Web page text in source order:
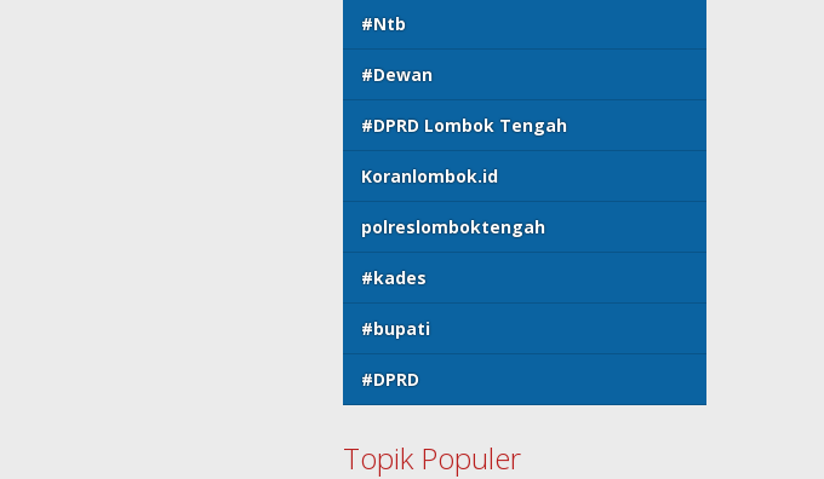
#Ntb
#Dewan
#DPRD Lombok Tengah
Koranlombok.id
polreslomboktengah
#kades
#bupati
#DPRD
Topik Populer